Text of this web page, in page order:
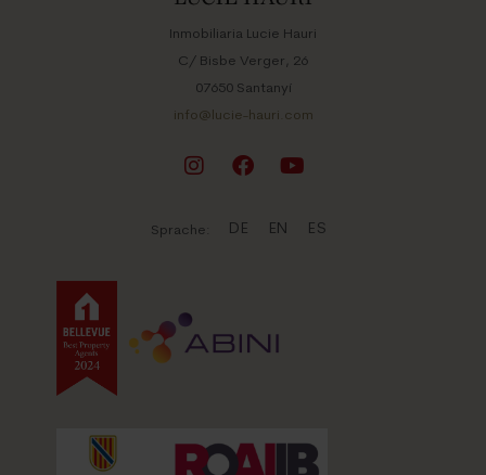
Inmobiliaria Lucie Hauri
C/ Bisbe Verger, 26
07650 Santanyí
info@lucie-hauri.com
Sprache: DE EN ES